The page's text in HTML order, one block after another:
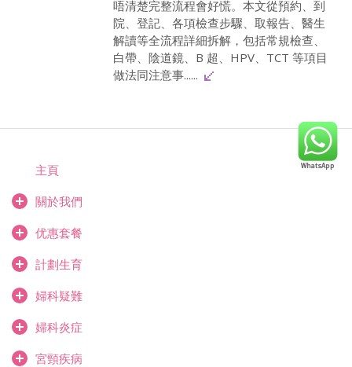
唔清楚完整流程會好慌。本文從預約、到
院、登記、各項檢查步驟、取報告、醫生
解讀等全流程詳細拆解，包括常規檢查、
白帶、陰道鏡、B 超、HPV、TCT 等項目
做法同注意事......
主頁
關於我們
优惠套餐
計劃生育
婦科疑難
婦科炎症
宮頸疾病